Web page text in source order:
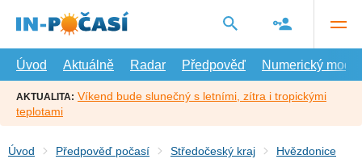
hlavní
Úvod
Aktuálně Radar Předpověď Numerický model
AKTUALITA: Víkend bude slunečný s letními, zítra i tropickými
teplotami
Úvod Předpověď počasí Středočeský kraj
Hvězdonice